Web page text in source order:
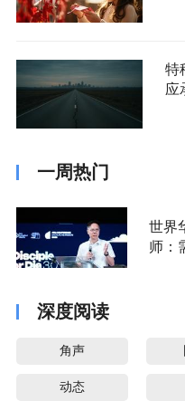
特
应
一周热门
世界
师：
深度阅读
角声
动态